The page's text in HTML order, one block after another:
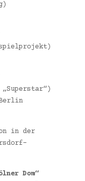
in der
Dom“